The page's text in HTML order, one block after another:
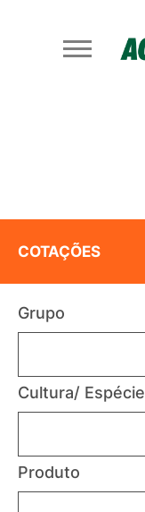
COTAÇÕES
Grupo
Cultura/ Espécie
Produto